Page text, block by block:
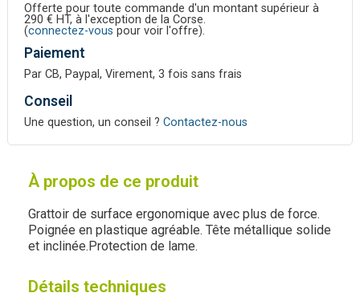
Offerte pour toute commande d'un montant supérieur à
290 € HT, à l'exception de la Corse.
(connectez-vous pour voir l'offre).
Paiement
Par CB, Paypal, Virement, 3 fois sans frais
Conseil
Une question, un conseil ? Contactez-nous
À propos de ce produit
Grattoir de surface ergonomique avec plus de force.
Poignée en plastique agréable. Tête métallique solide
et inclinée.Protection de lame.
Détails techniques